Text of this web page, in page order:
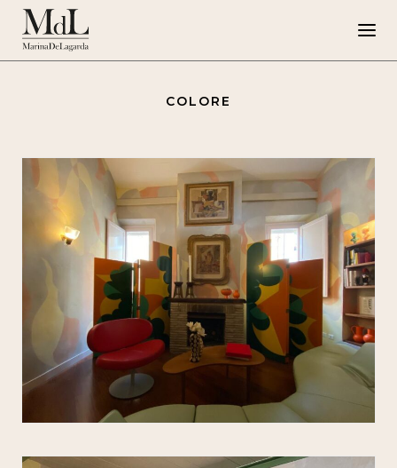
Lavori
Progetti speciali
Opere su Tela
Press
G108
COLORE